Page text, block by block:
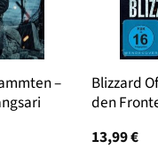
–
Blizzard
den
13,99€